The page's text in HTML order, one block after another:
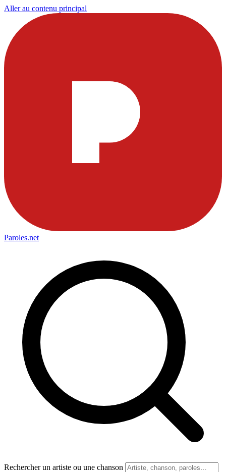
Aller au contenu principal
Paroles.net
Rechercher un artiste ou une chanson